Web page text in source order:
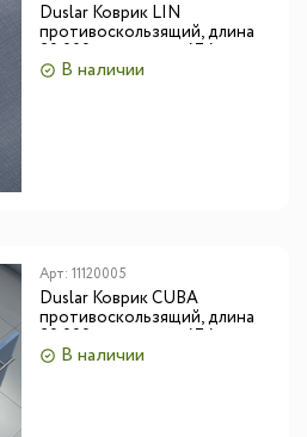
Duslar Коврик LIN
противоскользящий, длина
20 000 мм, ширина 474 мм,
толщина 1.1 мм, серый
В наличии
Арт: 11120005
Duslar Коврик CUBA
противоскользящий, длина
20 000 мм, ширина 474 мм,
толщина 1.1 мм, антрацит
В наличии